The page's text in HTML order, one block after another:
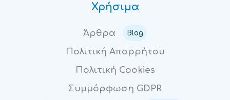
Χρήσιμα
Άρθρα Blog
Πολιτική Απορρήτου
Πολιτική Cookies
Συμμόρφωση GDPR